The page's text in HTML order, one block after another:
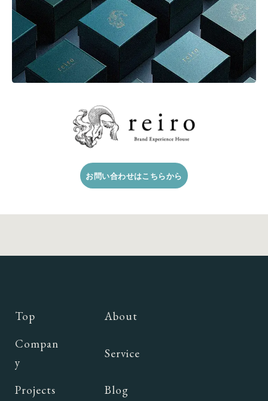
詳しく見る
Projects
お問い合わせはこちらから
Top
About
Compan
y
Service
Projects Blog